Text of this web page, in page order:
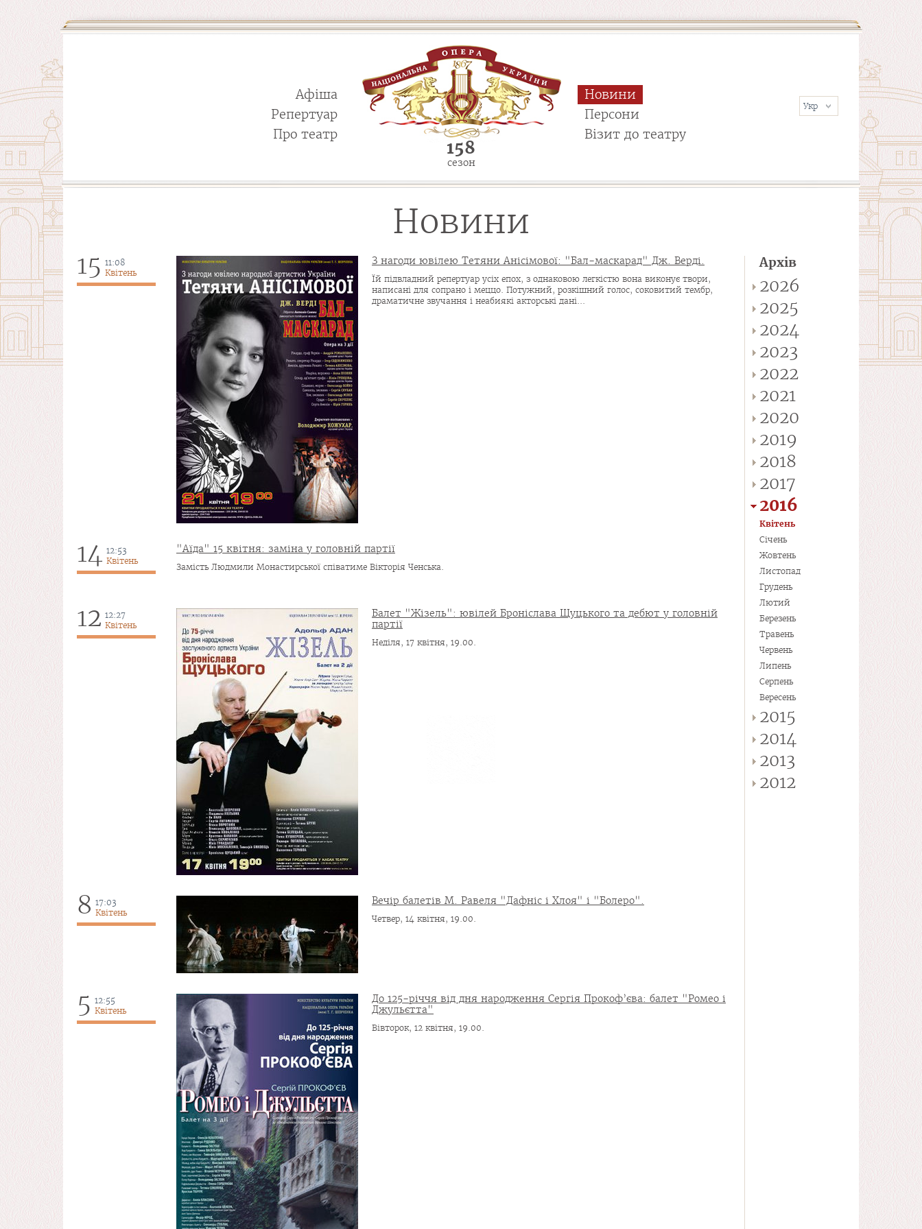
Афіша
Репертуар
Про театр
Новини
Персони
Візит до театру
158
сезон
Новини
Архів
2026
2025
2024
2023
2022
2021
2020
2019
2018
2017
2016
Квітень
Січень
Жовтень
Листопад
Грудень
Лютий
Березень
Травень
Червень
Липень
Серпень
Вересень
2015
2014
2013
2012
15 11:08
Квітень
З нагоди ювілею Тетяни Анісімової: "Бал-маскарад" Дж. Верді.
Їй підвладний репертуар усіх епох, з однаковою легкістю вона виконує твори,
написані для сопрано і меццо. Потужний, розкішний голос, соковитий тембр,
драматичне звучання і неабиякі акторські дані...
14 12:53
Квітень
"Аїда" 15 квітня: заміна у головній партії
Замість Людмили Монастирської співатиме Вікторія Ченська.
12 12:27
Квітень
Балет "Жізель": ювілей Броніслава Щуцького та дебют у головній
партії
Неділя, 17 квітня, 19.00.
8 17:03
Квітень
Вечір балетів М. Равеля "Дафніс і Хлоя" і "Болеро".
Четвер, 14 квітня, 19.00.
5 12:55
Квітень
До 125-річчя від дня народження Сергія Прокоф’єва: балет "Ромео і
Джульєтта"
Вівторок, 12 квітня, 19.00.